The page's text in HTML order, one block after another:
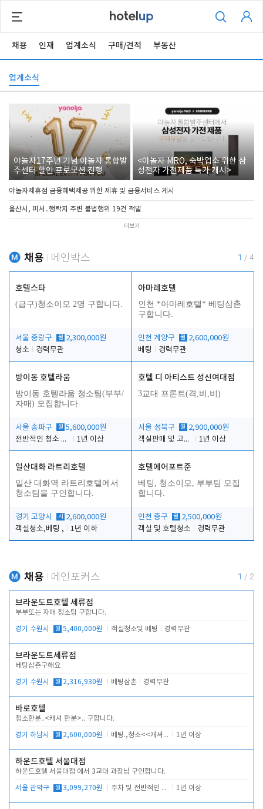
채용 인재 업계소식 구매/견적 부동산
업계소식
야놀자17주년 기념 야놀자 통합발
주센터 할인 프로모션 진행
<야놀자 MRO, 숙박업소 위한 삼
성전자 가전제품 특가 개시>
야놀자제휴점 금융혜택제공 위한 제휴 및 금융서비스 게시
울산시, 피서․행락지 주변 불법행위 19건 적발
더보기
채용 메인박스 1 / 4
호텔스타
(급구)청소이모 2명 구합니다.
서울 중랑구 월 2,300,000원
청소
경력무관
아마레호텔
인천 *아마레호텔* 베팅삼촌
구합니다.
인천 계양구 월 2,600,000원
베팅
경력무관
방이동 호텔라움
방이동 호텔라움 청소팀(부부/
자매) 모집합니다.
서울 송파구 월 5,600,000원
전반적인 청소 업무(객실청소.객실정리)
1년 이상
호텔 디 아티스트 성신여대점
3교대 프론트(격,비,비)
서울 성북구 월 2,900,000원
객실판매 및 고객응대
1년 이상
일산대화 라트리호텔
일산 대화역 라트리호텔에서
청소팀을 구인합니다.
경기 고양시 시
2,600,000원
객실청소,베팅 ,
1년 이하
호텔에어포트준
베팅, 청소이모, 부부팀 모집
합니다.
인천 중구 월 2,500,000원
객실 및 호텔청소
경력무관
채용 메인포커스 1 / 2
브라운도트호텔 세류점
부부또는 자매 청소팀 구합니다.
경기 수원시 월 5,400,000원 객실청소및 베팅 경력무관
브라운도트세류점
베팅삼촌구해요
경기 수원시 월 2,316,930원 베팅삼촌 경력무관
바로호텔
청소한분..<캐셔 한분>.. 구합니다.
경기 하남시 월 2,600,000원 베팅.,청소<<캐셔 모셔봅니다. 1년 이상
하운드호텔 서울대점
하운드호텔 서울대점 에서 3교대 과장님 구인합니다.
서울 관악구 월 3,099,270원 주차 및 전반적인 당번업무 1년 이상